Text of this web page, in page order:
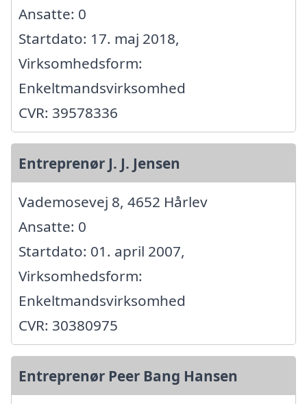
Ansatte: 0
Startdato: 17. maj 2018,
Virksomhedsform:
Enkeltmandsvirksomhed
CVR: 39578336
Entreprenør J. J. Jensen
Vademosevej 8, 4652 Hårlev
Ansatte: 0
Startdato: 01. april 2007,
Virksomhedsform:
Enkeltmandsvirksomhed
CVR: 30380975
Entreprenør Peer Bang Hansen